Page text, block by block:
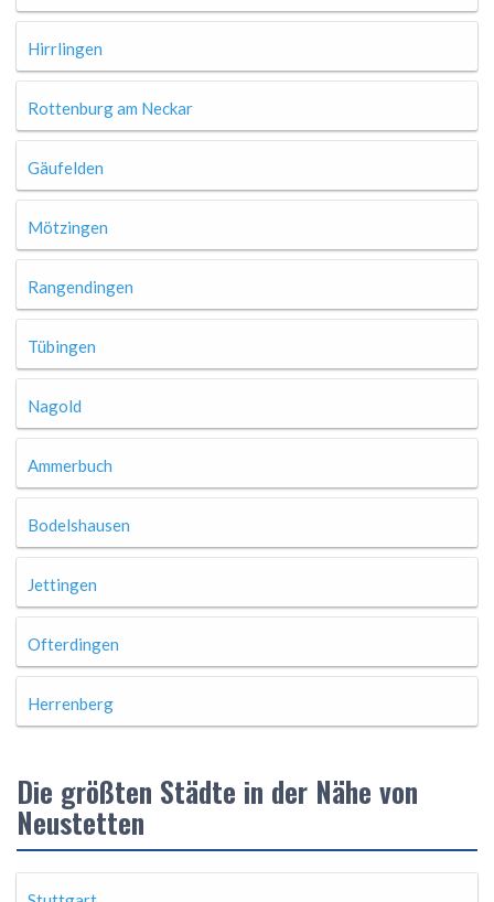
Hirrlingen
Rottenburg am Neckar
Gäufelden
Mötzingen
Rangendingen
Tübingen
Nagold
Ammerbuch
Bodelshausen
Jettingen
Ofterdingen
Herrenberg
Die größten Städte in der Nähe von
Neustetten